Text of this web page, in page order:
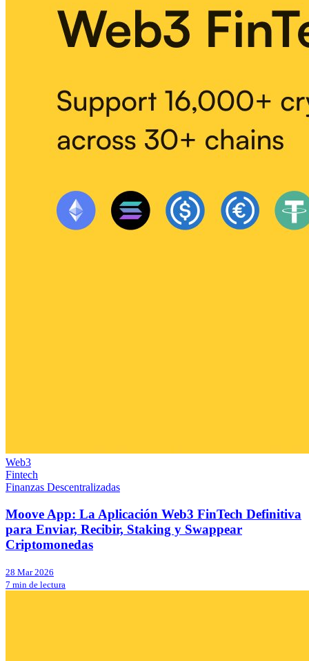
Web3
Fintech
Finanzas Descentralizadas
Moove App: La Aplicación Web3 FinTech Definitiva
para Enviar, Recibir, Staking y Swappear
Criptomonedas
28 Mar 2026
7 min de lectura